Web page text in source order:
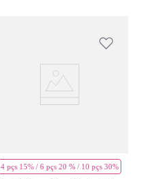
4 pçs 15% / 6 pçs 20 % / 10 pçs 30%